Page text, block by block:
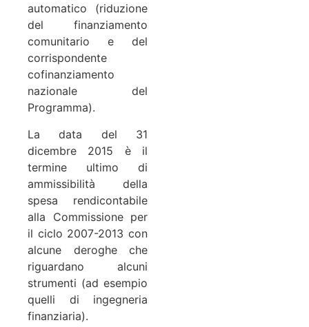
automatico (riduzione
del finanziamento
comunitario e del
corrispondente
cofinanziamento
nazionale del
Programma).
La data del 31
dicembre 2015 è il
termine ultimo di
ammissibilità della
spesa rendicontabile
alla Commissione per
il ciclo 2007-2013 con
alcune deroghe che
riguardano alcuni
strumenti (ad esempio
quelli di ingegneria
finanziaria).